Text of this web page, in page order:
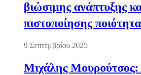
βιώσιμης ανάπτυξης
πιστοποίησης
9 Σεπτεμβρίου 2025
Μιχάλης